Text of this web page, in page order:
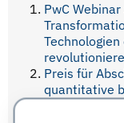
PwC
Preis für
quantitative